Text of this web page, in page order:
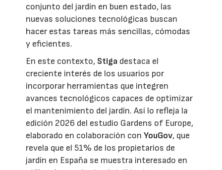
conjunto del jardín en buen estado, las
nuevas soluciones tecnológicas buscan
hacer estas tareas más sencillas, cómodas
y eficientes.
En este contexto, Stiga destaca el
creciente interés de los usuarios por
incorporar herramientas que integren
avances tecnológicos capaces de optimizar
el mantenimiento del jardín. Así lo refleja la
edición 2026 del estudio Gardens of Europe,
elaborado en colaboración conYouGov, que
revela que el 51% de los propietarios de
jardín en España se muestra interesado en